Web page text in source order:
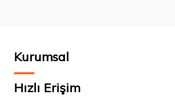
Kurumsal
Hızlı Erişim